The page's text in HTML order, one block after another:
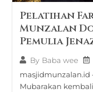
Pelatihan
Munzalan
Pemulia
By Baba wee
masjidmunzalan.id
Mubarakan